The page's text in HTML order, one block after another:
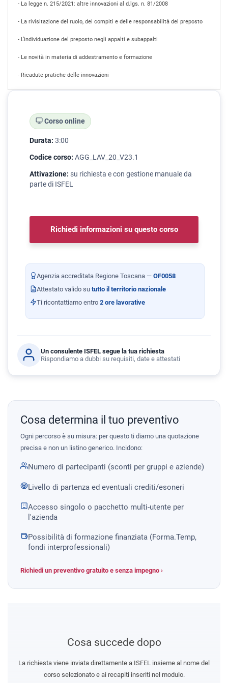
- La legge n. 215/2021: altre innovazioni al d.lgs. n. 81/2008
- La rivisitazione del ruolo, dei compiti e delle responsabilità del preposto
- L’individuazione del preposto negli appalti e subappalti
- Le novità in materia di addestramento e formazione
- Ricadute pratiche delle innovazioni
Corso online
Durata: 3:00
Codice corso: AGG_LAV_20_V23.1
Attivazione: su richiesta e con gestione manuale da
parte di ISFEL
Richiedi informazioni su questo corso
Agenzia accreditata Regione Toscana — OF0058
Attestato valido su tutto il territorio nazionale
Ti ricontattiamo entro 2 ore lavorative
Un consulente ISFEL segue la tua richiesta
Rispondiamo a dubbi su requisiti, date e attestati
Cosa determina il tuo preventivo
Ogni percorso è su misura: per questo ti diamo una quotazione
precisa e non un listino generico. Incidono:
Numero di partecipanti (sconti per gruppi e aziende)
Livello di partenza ed eventuali crediti/esoneri
Accesso singolo o pacchetto multi-utente per
l'azienda
Possibilità di formazione finanziata (Forma.Temp,
fondi interprofessionali)
Richiedi un preventivo gratuito e senza impegno ›
Cosa succede dopo
La richiesta viene inviata direttamente a ISFEL insieme al nome del
corso selezionato e ai recapiti inseriti nel modulo.